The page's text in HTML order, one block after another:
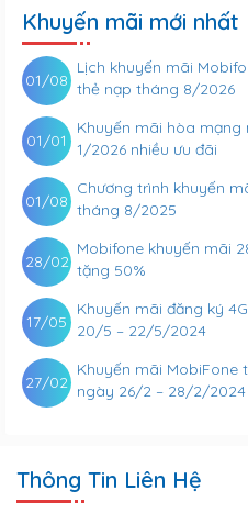
Khuyến mãi mới nhất
Lịch khuyến mãi
thẻ nạp tháng 8/2026
01/08
Khuyến mãi hòa
1/2026 nhiều ưu đãi
01/01
Chương trình khuyến
tháng 8/2025
01/08
Mobifone khuyến mãi
tặng 50%
28/02
Khuyến mãi đăng ký
20/5 – 22/5/2024
17/05
Khuyến mãi MobiFone
ngày 26/2 – 28/2/2024
27/02
Thông Tin Liên Hệ